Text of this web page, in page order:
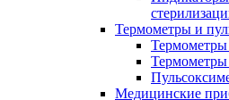
Термометры и
Термометры
Термометры
Медицинские